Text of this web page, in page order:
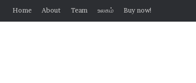
Home About Team உலகம் Buy now!